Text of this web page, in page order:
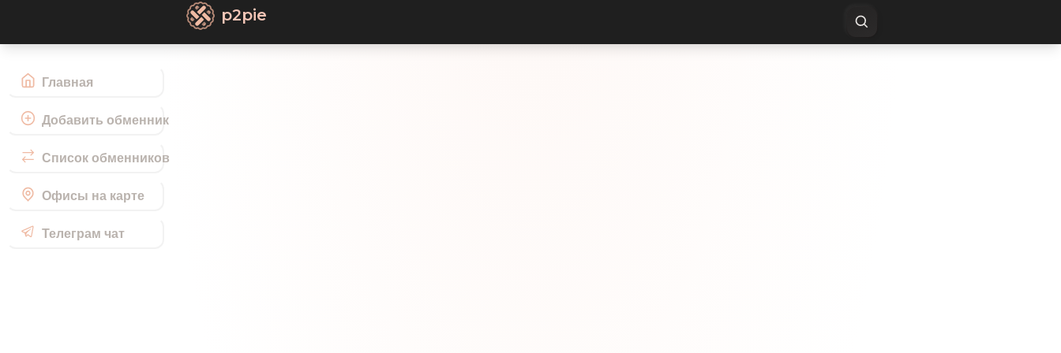
Главная
Добавить обменник
Список обменников
Офисы на карте
Телеграм чат
p2pie